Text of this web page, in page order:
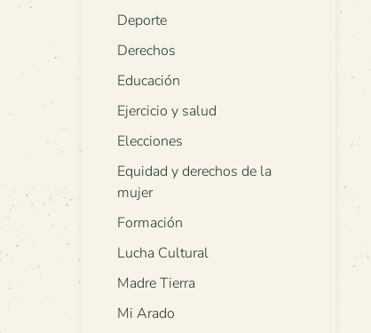
Deporte
Derechos
Educación
Ejercicio y salud
Elecciones
Equidad y derechos de la
mujer
Formación
Lucha Cultural
Madre Tierra
Mi Arado